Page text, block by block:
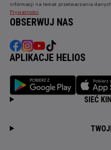
informacji na temat przetwarzania
Prywatności
OBSERWUJ NAS
APLIKACJE HELIOS
SIEĆ